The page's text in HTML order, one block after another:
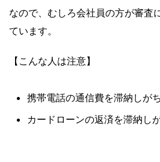
なので、むしろ会社員の方が審査
ています。
【こんな人は注意】
携帯電話の通信費を滞納しが
カードローンの返済を滞納し